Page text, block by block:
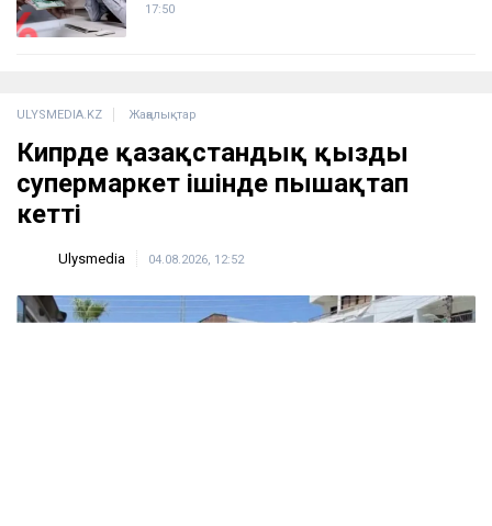
17:50
ULYSMEDIA.KZ Жаңалықтар
Кипрде қазақстандық қызды
супермаркет ішінде пышақтап
кетті
Ulysmedia 04.08.2026, 12:52